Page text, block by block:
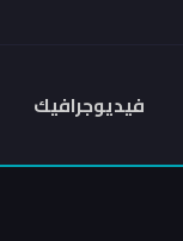
فيديوجرافيك